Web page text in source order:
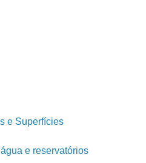
e Superfícies
e reservatórios